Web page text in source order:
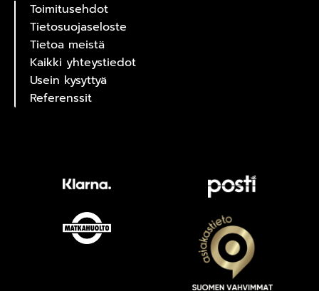
Toimitusehdot
Tietosuojaseloste
Tietoa meistä
Kaikki yhteystiedot
Usein kysyttyä
Referenssit